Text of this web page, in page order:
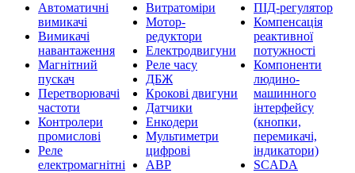
Автоматичні
вимикачі
Вимикачі
навантаження
Магнітний
пускач
Перетворювачі
частоти
Контролери
промислові
Реле
електромагнітні
Витратоміри
Мотор-
редуктори
Електродвигуни
Реле часу
ДБЖ
Крокові двигуни
Датчики
Енкодери
Мультиметри
цифрові
АВР
ПІД-регулятор
Компенсація
реактивної
потужності
Компоненти
людино-
машинного
інтерфейсу
(кнопки,
перемикачі,
індикатори)
SCADA